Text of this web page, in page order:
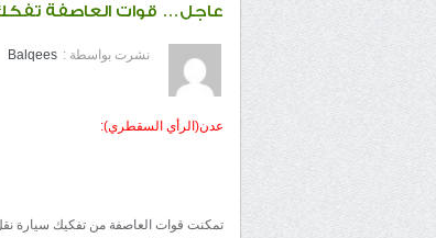
عاجل… قوات العاصفة
نشرت بواسطة : Balqees
عدن(الرأي السقطري):
تمكنت قوات العاصفة من تفكيك سيارة